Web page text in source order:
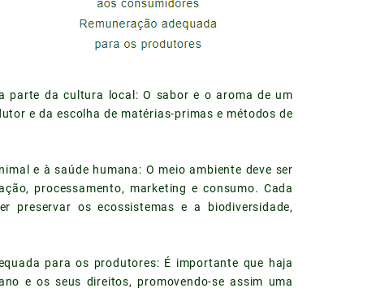
parte da cultura local: O sabor e o aroma de um
e da escolha de matérias-primas e métodos de
e à saúde humana: O meio ambiente deve ser
processamento, marketing e consumo. Cada
preservar os ecossistemas e a biodiversidade,
para os produtores: É importante que haja
e os seus direitos, promovendo-se assim uma